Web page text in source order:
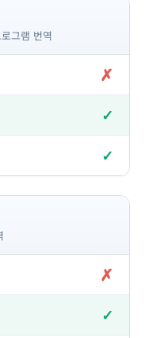
그램 번역
✗
✓
✓
✗
✓